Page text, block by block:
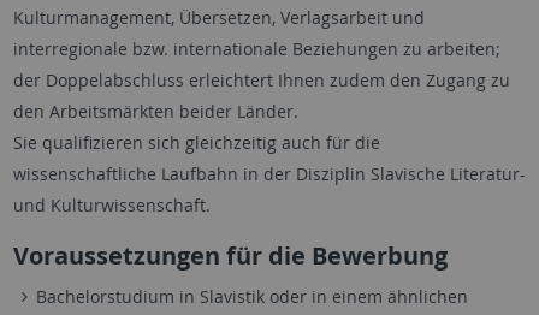
Kulturmanagement, Übersetzen, Verlagsarbeit und
interregionale bzw. internationale Beziehungen zu arbeiten;
der Doppelabschluss erleichtert Ihnen zudem den Zugang zu
den Arbeitsmärkten beider Länder.
Sie qualifizieren sich gleichzeitig auch für die
wissenschaftliche Laufbahn in der Disziplin Slavische Literatur-
und Kulturwissenschaft.
Voraussetzungen für die Bewerbung
Bachelorstudium in Slavistik oder in einem ähnlichen